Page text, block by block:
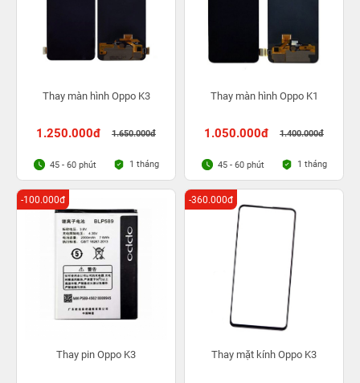
Thay màn hình Oppo K3
1.250.000đ 1.650.000đ
45 - 60 phút 1 tháng
Thay màn hình Oppo K1
1.050.000đ 1.400.000đ
45 - 60 phút 1 tháng
Thay pin Oppo K3
-100.000đ
Thay mặt kính Oppo K3
-360.000đ